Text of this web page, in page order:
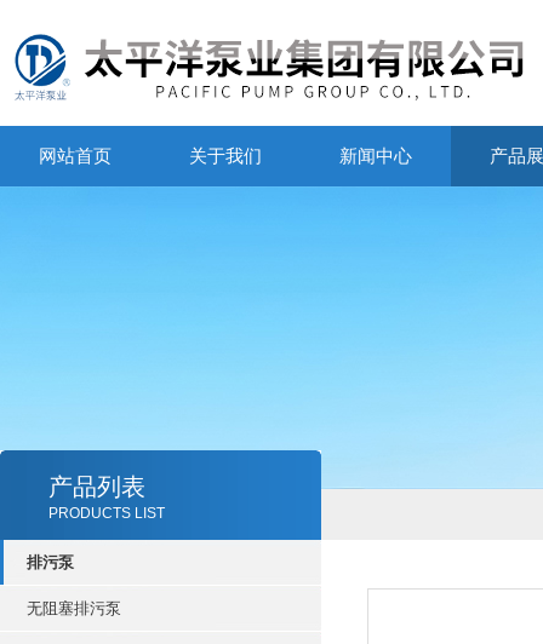
网站首页 关于我们 新闻中心 产品
产品列表
PRODUCTS LIST
排污泵
无阻塞排污泵